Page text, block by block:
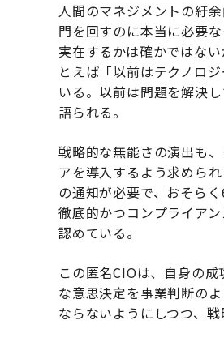
人間のマネジメントの紆
門を回すのに本当に必要
実在するかは確かではな
とえば「以前はテクノロ
いる。以前は問題を解決
語られる。
戦略的な無能さの演出も
アを導入するよう求めら
の通知が必要で、おそら
徹底的かつコンプライア
認めている。
この匿名CIOは、自身の
な意思決定を事業判断の
ならないようにしつつ、